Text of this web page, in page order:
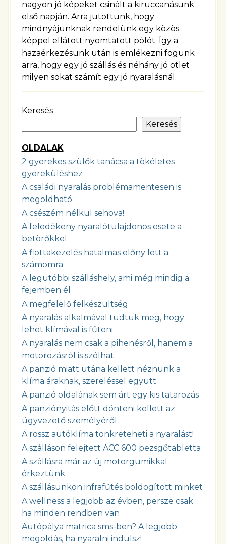
nagyon jó képeket csinált a kiruccanásunk
első napján. Arra jutottunk, hogy
mindnyájunknak rendelünk egy közös
képpel ellátott nyomtatott pólót. Így a
hazaérkezésünk után is emlékezni fogunk
arra, hogy egy jó szállás és néhány jó ötlet
milyen sokat számít egy jó nyaralásnál.
Keresés
Keresés
OLDALAK
2 gyerekes szülők tanácsa a tökéletes
gyereküléshez
A családi nyaralás problémamentesen is
megoldható
A csészém nélkül sehova!
A feledékeny nyaralótulajdonos esete a
betörőkkel
A flottakezelés hatalmas előny lett a
számomra
A legutóbbi szálláshely, ami még mindig a
fejemben él
A megfelelő felkészültség
A nyaralás alkalmával tudtuk meg, hogy
lehet klímával is fűteni
A nyaralás nem csak a pihenésről, hanem a
motorozásról is szólhat
A panzió miatt utána kellett néznünk a
klíma áraknak, szereléssel együtt
A panzió oldalának sem árt egy kis tatarozás
A panziónyitás előtt dönteni kellett az
ügyvezető személyéről
A rossz autóklíma tönkreteheti a nyaralást!
A szálláson felejtett ACC 600 pezsgőtabletta
A szállásra már az új motorgumikkal
érkeztünk
A szállásunkon infrafűtés boldogított minket
A wellness a legjobb az évben, persze csak
ha minden rendben van
Autópálya matrica sms-ben? A legjobb
megoldás, ha nyaralni indulsz!